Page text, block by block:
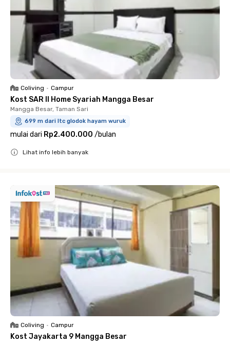
Coliving • Campur
Kost SAR II Home Syariah Mangga Besar
Mangga Besar, Taman Sari
699 m dari ltc glodok hayam wuruk
mulai dari Rp2.400.000 /bulan
Lihat info lebih banyak
Coliving • Campur
Kost Jayakarta 9 Mangga Besar